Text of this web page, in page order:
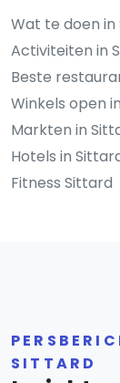
Wat te doen in
Activiteiten in
Beste
Winkels open
Markten in
Hotels in
Fitness Sittard
SITTARD